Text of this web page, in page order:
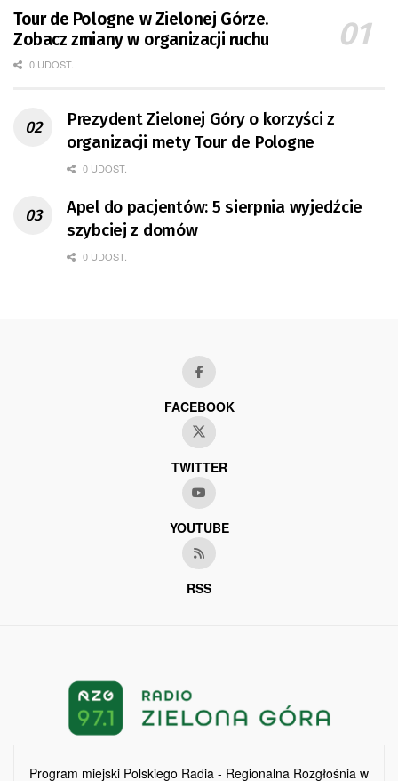
Tour de Pologne w Zielonej Górze.
Zobacz zmiany w organizacji ruchu
0 UDOST.
Prezydent Zielonej Góry o korzyści z
organizacji mety Tour de Pologne
0 UDOST.
Apel do pacjentów: 5 sierpnia wyjedźcie
szybciej z domów
0 UDOST.
FACEBOOK
TWITTER
YOUTUBE
RSS
Program miejski Polskiego Radia - Regionalna Rozgłośnia w